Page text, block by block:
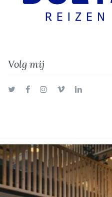
Volg mij
TwitterFacebookInstagram
VimeoLinkedIn